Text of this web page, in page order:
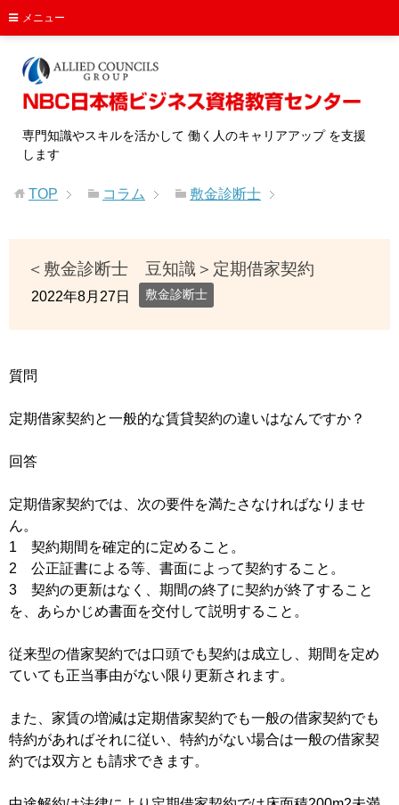
専門知識やスキルを活かして 働く人のキャリアアップ を支援
します
メニュー
TOP コラム 敷金診断士
＜敷金診断士 豆知識＞定期借家契約
2022年8月27日 敷金診断士
質問
定期借家契約と一般的な賃貸契約の違いはなんですか？
回答
定期借家契約では、次の要件を満たさなければなりませ
ん。
1 契約期間を確定的に定めること。
2 公正証書による等、書面によって契約すること。
3 契約の更新はなく、期間の終了に契約が終了すること
を、あらかじめ書面を交付して説明すること。
従来型の借家契約では口頭でも契約は成立し、期間を定め
ていても正当事由がない限り更新されます。
また、家賃の増減は定期借家契約でも一般の借家契約でも
特約があればそれに従い、特約がない場合は一般の借家契
約では双方とも請求できます。